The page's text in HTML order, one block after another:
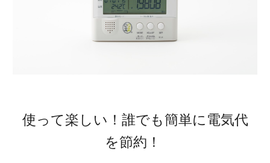
使って楽しい！誰でも簡単に電気代
を節約！